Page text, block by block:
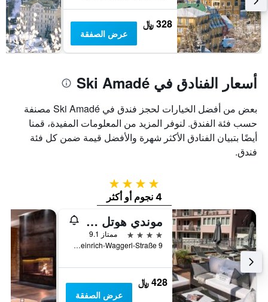
328 ﷼
عرض الصفقة
أسعار الفنادق في Ski Amadé
بعض من أفضل الخيارات لحجز فندق في Ski Amadé مصنفة
حسب فئة الفندق. لنوفر المزيد من المعلومات المفيدة، قمنا
أيضًا بتبيان الفنادق الأكثر شهرة والأفضل قيمة ضمن كل فئة
فندق.
4 نجوم
4 نجوم أو أكثر
موندي هوتل بيلفيو جاستاين
4 نجوم
ممتاز 9.1
Karl-Heinrich-Waggerl-Straße 9, باد غاستيين, ولاية سالزبورغ, النمسا
428 ﷼
عرض الصفقة